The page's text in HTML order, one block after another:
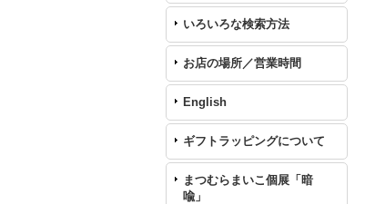
いろいろな検索方法
お店の場所／営業時間
English
ギフトラッピングについて
まつむらまいこ個展「暗
喩」